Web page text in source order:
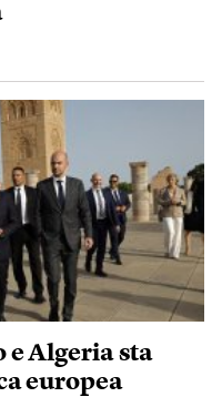
e Algeria sta
europea